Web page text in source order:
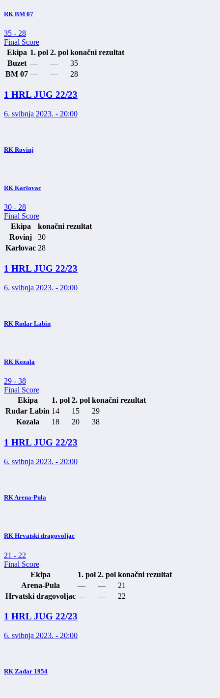
RK BM 07
35 - 28
Final Score
Ekipa 1. pol 2. pol konačni rezultat
Buzet — —
35
BM 07 — — 28
1 HRL JUG 22/23
6. svibnja 2023. - 20:00
RK Rovinj
RK Karlovac
30 - 28
Final Score
Ekipa
konačni rezultat
Rovinj
30
Karlovac 28
1 HRL JUG 22/23
6. svibnja 2023. - 20:00
RK Rudar Labin
RK Kozala
29 - 38
Final Score
Ekipa
1. pol 2. pol konačni rezultat
Rudar Labin 14 15
29
Kozala
18 20 38
1 HRL JUG 22/23
6. svibnja 2023. - 20:00
RK Arena-Pula
RK Hrvatski dragovoljac
21 - 22
Final Score
Ekipa
1. pol 2. pol konačni rezultat
Arena-Pula
— —
21
Hrvatski dragovoljac — — 22
1 HRL JUG 22/23
6. svibnja 2023. - 20:00
RK Zadar 1954